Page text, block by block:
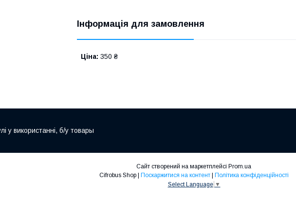
Інформація для замовлення
Ціна: 350 ₴
у використанні, б/у товары
Сайт створений на маркетплейсі Prom.ua
Поскаржитися на контент
Політика конфіденційності
Select Language ▼